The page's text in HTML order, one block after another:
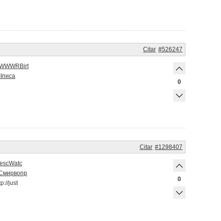
#526247
Citar
Birt
писа
0
#1298407
Citar
Watc
вопр
just
0